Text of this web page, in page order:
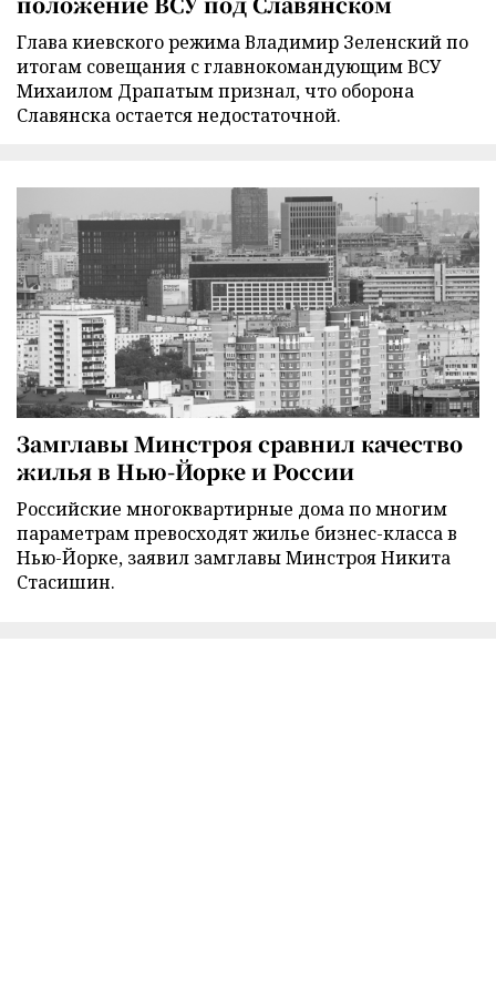
Глава киевского режима Владимир Зеленский по
итогам совещания с главнокомандующим ВСУ
Михаилом Драпатым признал, что оборона
Славянска остается недостаточной.
Замглавы Минстроя сравнил качество
жилья в Нью-Йорке и России
Российские многоквартирные дома по многим
параметрам превосходят жилье бизнес-класса в
Нью-Йорке, заявил замглавы Минстроя Никита
Стасишин.